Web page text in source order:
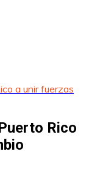
a unir fuerzas
Rico